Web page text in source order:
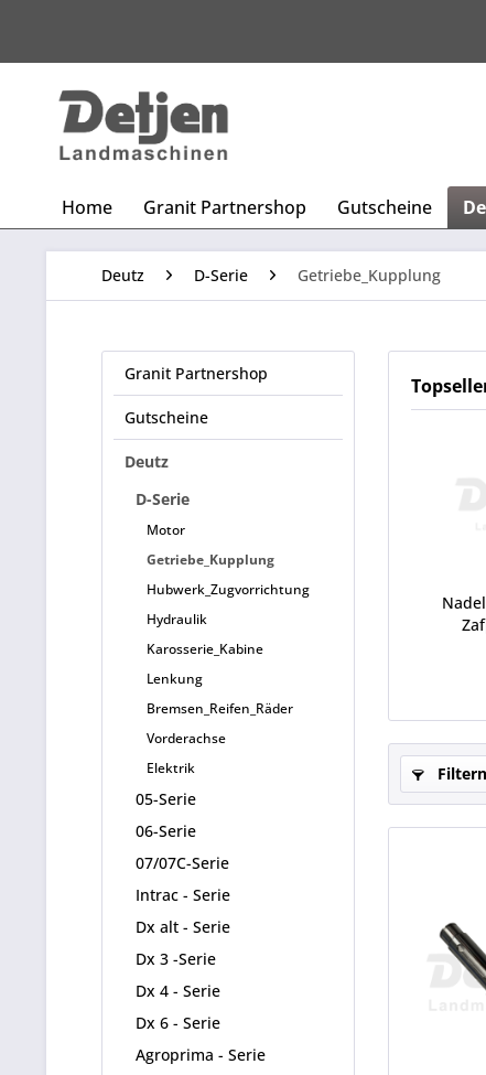
Home Granit Partnershop Gutscheine
Deutz D-Serie Getriebe_Kupplung
Granit Partnershop
Gutscheine
Deutz
D-Serie
Motor
Getriebe_Kupplung
Hubwerk_Zugvorrichtung
Hydraulik
Karosserie_Kabine
Lenkung
Bremsen_Reifen_Räder
Vorderachse
Elektrik
05-Serie
06-Serie
07/07C-Serie
Intrac - Serie
Dx alt - Serie
Dx 3 -Serie
Dx 4 - Serie
Dx 6 - Serie
Agroprima - Serie
Filtern